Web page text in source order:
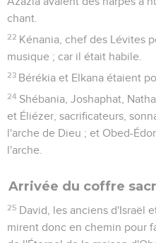
chant.
22 Kénania, chef des Lévites
musique ; car il était habile.
23 Bérékia et Elkana étaient
24 Shébania, Joshaphat,
et Éliézer, sacrificateurs,
l'arche de Dieu ; et Obed-
l'arche.
Arrivée du coffre
25 David, les anciens d'Israël
mirent donc en chemin pour